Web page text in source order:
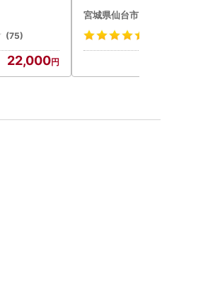
(75)
22,000
宮城県仙台市